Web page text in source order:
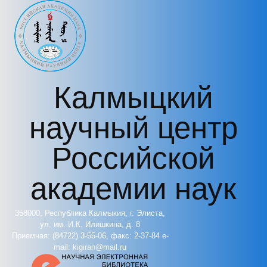
Перейти к основному содержанию
Калмыцкий
научный центр
Российской
академии наук
358000, Республика Калмыкия, г. Элиста,
ул. им. И.К. Илишкина, д. 8
Приемная: (84722) 3-55-06, факс: 2-37-84 e-
mail: kigiran@mail.ru